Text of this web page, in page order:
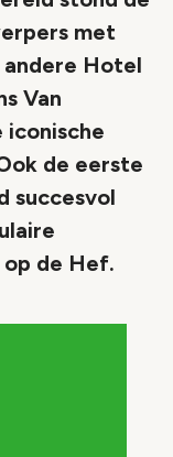
met
Hotel
Van
iconische
de eerste
succesvol
de Hef.